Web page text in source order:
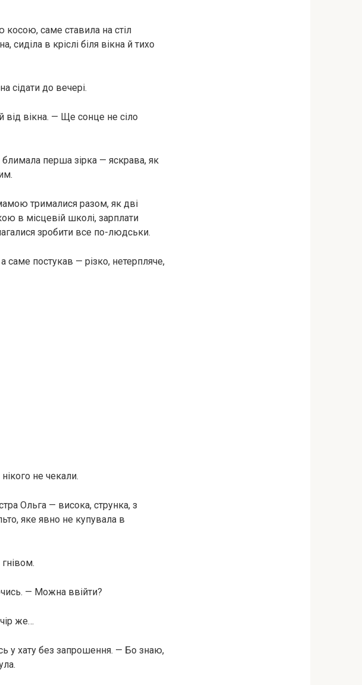
косою, саме ставила на стіл
сиділа в кріслі біля вікна й тихо
сідати до вечері.
вікна. — Ще сонце не сіло
перша зірка — яскрава, як
трималися разом, як дві
в місцевій школі, зарплати
зробити все по-людськи.
саме постукав — різко, нетерпляче,
не чекали.
Ольга — висока, струнка, з
яке явно не купувала в
— Можна ввійти?
же…
у хату без запрошення. — Бо знаю,